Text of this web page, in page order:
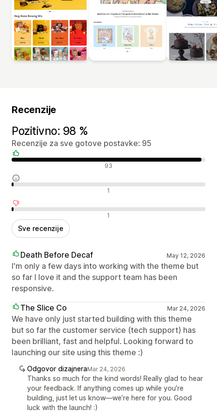
Recenzije
Pozitivno: 98 %
Recenzije za sve gotove postavke: 95
Pozitivne recenzije 93
Neutralne recenzije 1
Negativne recenzije 1
Sve recenzije
Death Before Decaf May 12, 2026
I'm only a few days into working with the theme but
so far I love it and the support team has been
responsive.
The Slice Co
Mar 24, 2026
We have only just started building with this theme
but so far the customer service (tech support) has
been brilliant, fast and helpful. Looking forward to
launching our site using this theme :)
Odgovor dizajneraMar 24, 2026
Thanks so much for the kind words! Really glad to hear
your feedback. If anything comes up while you’re
building, just let us know—we’re here for you. Good
luck with the launch! :)